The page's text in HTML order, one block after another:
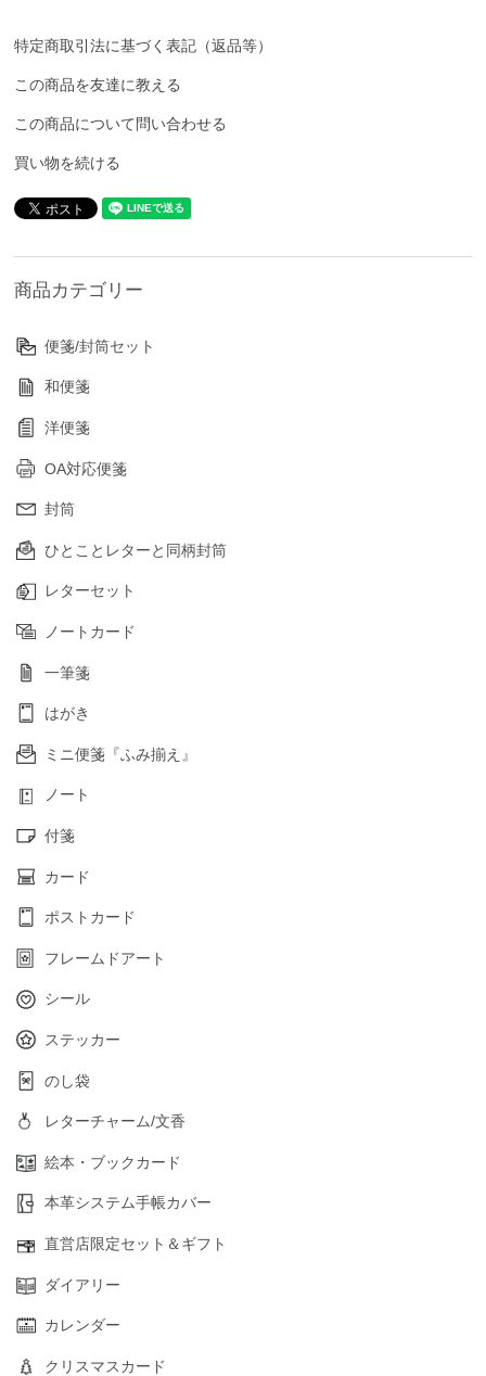
特定商取引法に基づく表記（返品等）
この商品を友達に教える
この商品について問い合わせる
買い物を続ける
商品カテゴリー
便箋/封筒セット
和便箋
洋便箋
OA対応便箋
封筒
ひとことレターと同柄封筒
レターセット
ノートカード
一筆箋
はがき
ミニ便箋『ふみ揃え』
ノート
付箋
カード
ポストカード
フレームドアート
シール
ステッカー
のし袋
レターチャーム/文香
絵本・ブックカード
本革システム手帳カバー
直営店限定セット＆ギフト
ダイアリー
カレンダー
クリスマスカード